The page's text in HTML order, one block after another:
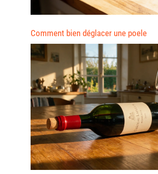
Comment bien déglacer une poele